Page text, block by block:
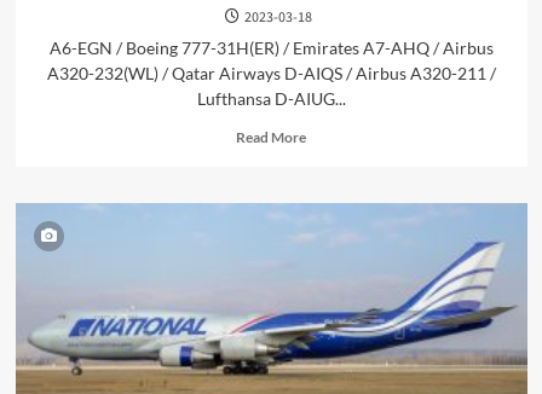
2023-03-18
A6-EGN / Boeing 777-31H(ER) / Emirates A7-AHQ / Airbus
A320-232(WL) / Qatar Airways D-AIQS / Airbus A320-211 /
Lufthansa D-AIUG...
Read MoreRead
képek
/2023-